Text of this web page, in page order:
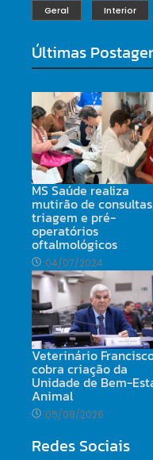
Geral Interior
Últimas
MS Saúde realiza
mutirão de
triagem e pré-
operatórios
oftalmológicos
04/07/2024
Veterinário
cobra criação da
Unidade de Bem-
Animal
05/08/2026
Redes Sociais